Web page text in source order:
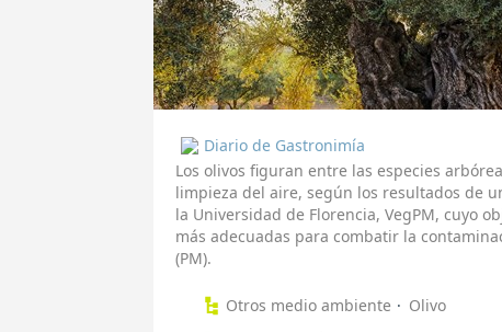
Diario de Gastronimía
Los olivos figuran entre las especies
limpieza del aire, según los resultados de
la Universidad de Florencia, VegPM, cuyo
más adecuadas para combatir la
(PM).
Otros medio ambiente
Olivo